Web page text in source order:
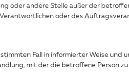
oder andere Stelle außer der
oder des
Fall in informierter Weise und
mit der die betroffene Person